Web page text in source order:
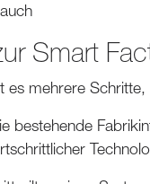
Smart
es mehrere
bestehende